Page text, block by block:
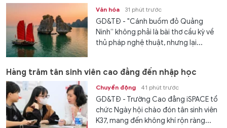
Văn hóa 31 phút trước
GD&TĐ - "Cánh buồm đỏ Quảng
Ninh” không phải là bài thơ cầu kỳ về
thủ pháp nghệ thuật, nhưng lại...
Hàng trăm tân sinh viên cao đẳng đến nhập học
Chuyển động 41 phút trước
GD&TĐ - Trường Cao đẳng iSPACE tổ
chức Ngày hội chào đón tân sinh viên
K37, mang đến không khí rộn ràng...